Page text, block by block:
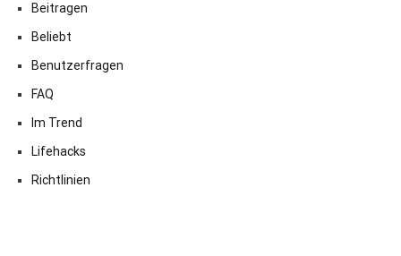
Beitragen
Beliebt
Benutzerfragen
FAQ
Im Trend
Lifehacks
Richtlinien